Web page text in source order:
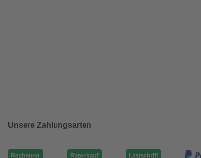
Unsere Zahlungsarten